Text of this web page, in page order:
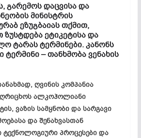
გარემოს დაცვისა და
მინისტრის
ეზუგბაიას თქმით,
ეტიკეტისა და
ტარას ტერმინები. კანონს
ტერმინი – თანხმობა ვენახის
ღვინის კომპანია
ალკოჰოლიანი
ვაზის სამყნობი და სარგავი
და შენახვასთან
ტექნოლოგიური პროცესები და